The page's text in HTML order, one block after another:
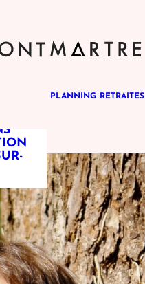
PLANNING RETRAITES